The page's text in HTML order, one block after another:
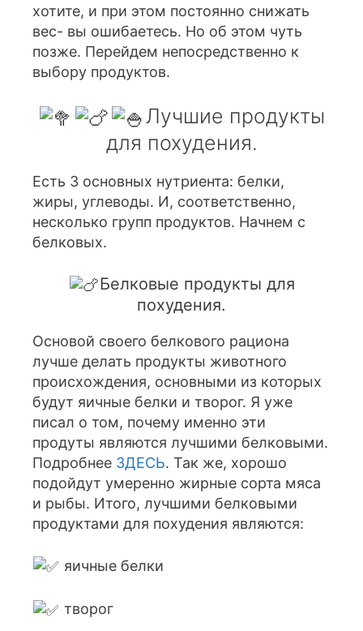
хотите, и при этом постоянно снижать
вес- вы ошибаетесь. Но об этом чуть
позже. Перейдем непосредственно к
выбору продуктов.
Лучшие продукты
для похудения.
Есть 3 основных нутриента: белки,
жиры, углеводы. И, соответственно,
несколько групп продуктов. Начнем с
белковых.
Белковые продукты для
похудения.
Основой своего белкового рациона
лучше делать продукты животного
происхождения, основными из которых
будут яичные белки и творог. Я уже
писал о том, почему именно эти
продуты являются лучшими белковыми.
Подробнее ЗДЕСЬ. Так же, хорошо
подойдут умеренно жирные сорта мяса
и рыбы. Итого, лучшими белковыми
продуктами для похудения являются:
яичные белки
творог